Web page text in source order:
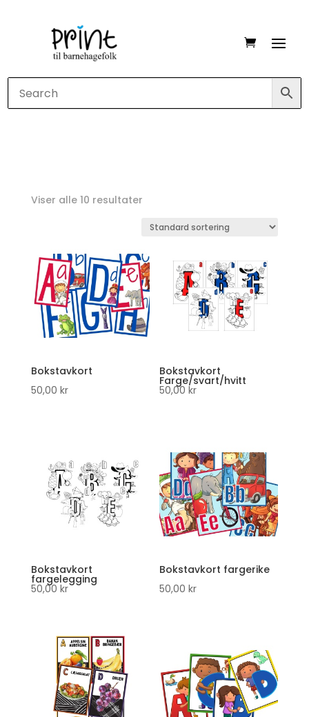
Viser alle 10 resultater
Bokstavkort
50,00 kr
Bokstavkort
Farge/svart/hvitt
50,00kr
Bokstavkort
fargelegging
50,00 kr
Bokstavkort fargerike
50,00kr